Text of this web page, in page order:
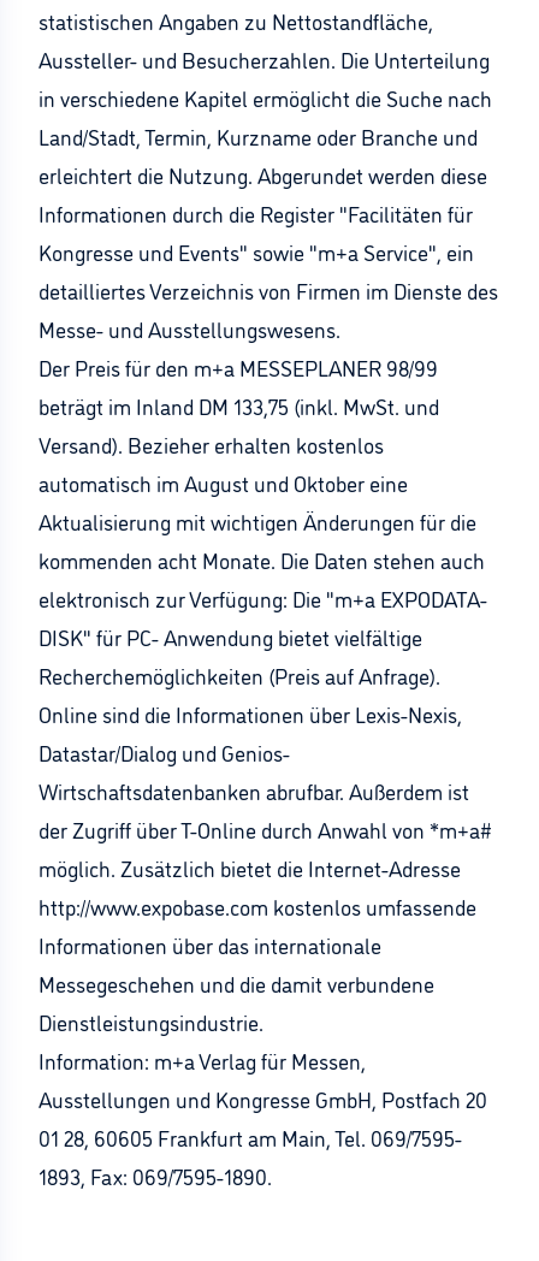
statistischen Angaben zu Nettostandfläche,
Aussteller- und Besucherzahlen. Die Unterteilung
in verschiedene Kapitel ermöglicht die Suche nach
Land/Stadt, Termin, Kurzname oder Branche und
erleichtert die Nutzung. Abgerundet werden diese
Informationen durch die Register "Facilitäten für
Kongresse und Events" sowie "m+a Service", ein
detailliertes Verzeichnis von Firmen im Dienste des
Messe- und Ausstellungswesens.
Der Preis für den m+a MESSEPLANER 98/99
beträgt im Inland DM 133,75 (inkl. MwSt. und
Versand). Bezieher erhalten kostenlos
automatisch im August und Oktober eine
Aktualisierung mit wichtigen Änderungen für die
kommenden acht Monate. Die Daten stehen auch
elektronisch zur Verfügung: Die "m+a EXPODATA-
DISK" für PC- Anwendung bietet vielfältige
Recherchemöglichkeiten (Preis auf Anfrage).
Online sind die Informationen über Lexis-Nexis,
Datastar/Dialog und Genios-
Wirtschaftsdatenbanken abrufbar. Außerdem ist
der Zugriff über T-Online durch Anwahl von *m+a#
möglich. Zusätzlich bietet die Internet-Adresse
http://www.expobase.com kostenlos umfassende
Informationen über das internationale
Messegeschehen und die damit verbundene
Dienstleistungsindustrie.
Information: m+a Verlag für Messen,
Ausstellungen und Kongresse GmbH, Postfach 20
01 28, 60605 Frankfurt am Main, Tel. 069/7595-
1893, Fax: 069/7595-1890.